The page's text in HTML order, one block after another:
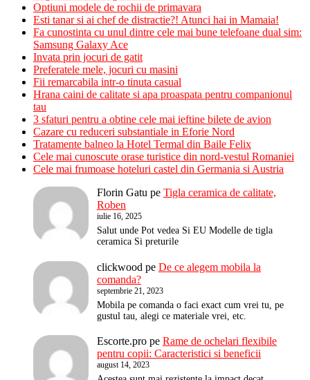
Optiuni modele de rochii de primavara
Esti tanar si ai chef de distractie?! Atunci hai in Mamaia!
Fa cunostinta cu unul dintre cele mai bune telefoane dual sim:
Samsung Galaxy Ace
Invata prin jocuri de gatit
Preferatele mele, jocuri cu masini
Fii remarcabila intr-o tinuta casual
Hrana caini de calitate si apa proaspata pentru companionul
tau
3 sfaturi pentru a obtine cele mai ieftine bilete de avion
Cazare cu reduceri substantiale in Eforie Nord
Tratamente balneo la Hotel Termal din Baile Felix
Cele mai cunoscute orase turistice din nord-vestul Romaniei
Cele mai frumoase hoteluri castel din Germania si Austria
Florin Gatu pe Tigla ceramica de calitate,
Roben
iulie 16, 2025
Salut unde Pot vedea Si EU Modelle de tigla
ceramica Si preturile
clickwood pe De ce alegem mobila la
comanda?
septembrie 21, 2023
Mobila pe comanda o faci exact cum vrei tu, pe
gustul tau, alegi ce materiale vrei, etc.
Escorte.pro pe Rame de ochelari flexibile
pentru copii: Caracteristici si beneficii
august 14, 2023